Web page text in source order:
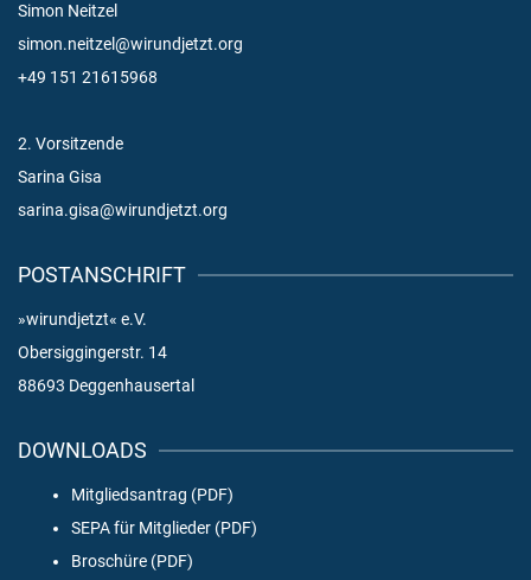
Simon Neitzel
simon.neitzel@wirundjetzt.org
+49 151 21615968
2. Vorsitzende
Sarina Gisa
sarina.gisa@wirundjetzt.org
POSTANSCHRIFT
»wirundjetzt« e.V.
Obersiggingerstr. 14
88693 Deggenhausertal
DOWNLOADS
Mitgliedsantrag (PDF)
SEPA für Mitglieder (PDF)
Broschüre (PDF)